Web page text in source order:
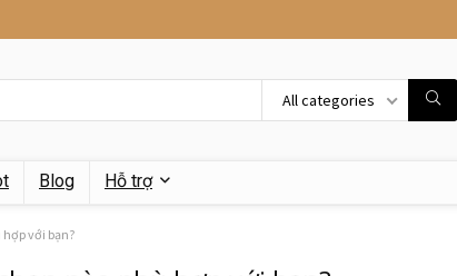
All categories
Blog Hỗ trợ
với bạn?